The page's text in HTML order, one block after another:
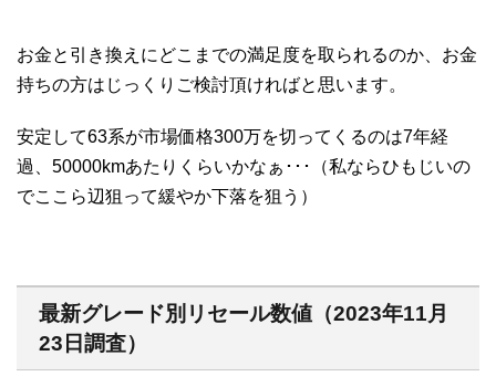
お金と引き換えにどこまでの満足度を取られるのか、お金
持ちの方はじっくりご検討頂ければと思います。
安定して63系が市場価格300万を切ってくるのは7年経
過、50000kmあたりくらいかなぁ･･･（私ならひもじいの
でここら辺狙って緩やか下落を狙う）
最新グレード別リセール数値（2023年11月
23日調査）